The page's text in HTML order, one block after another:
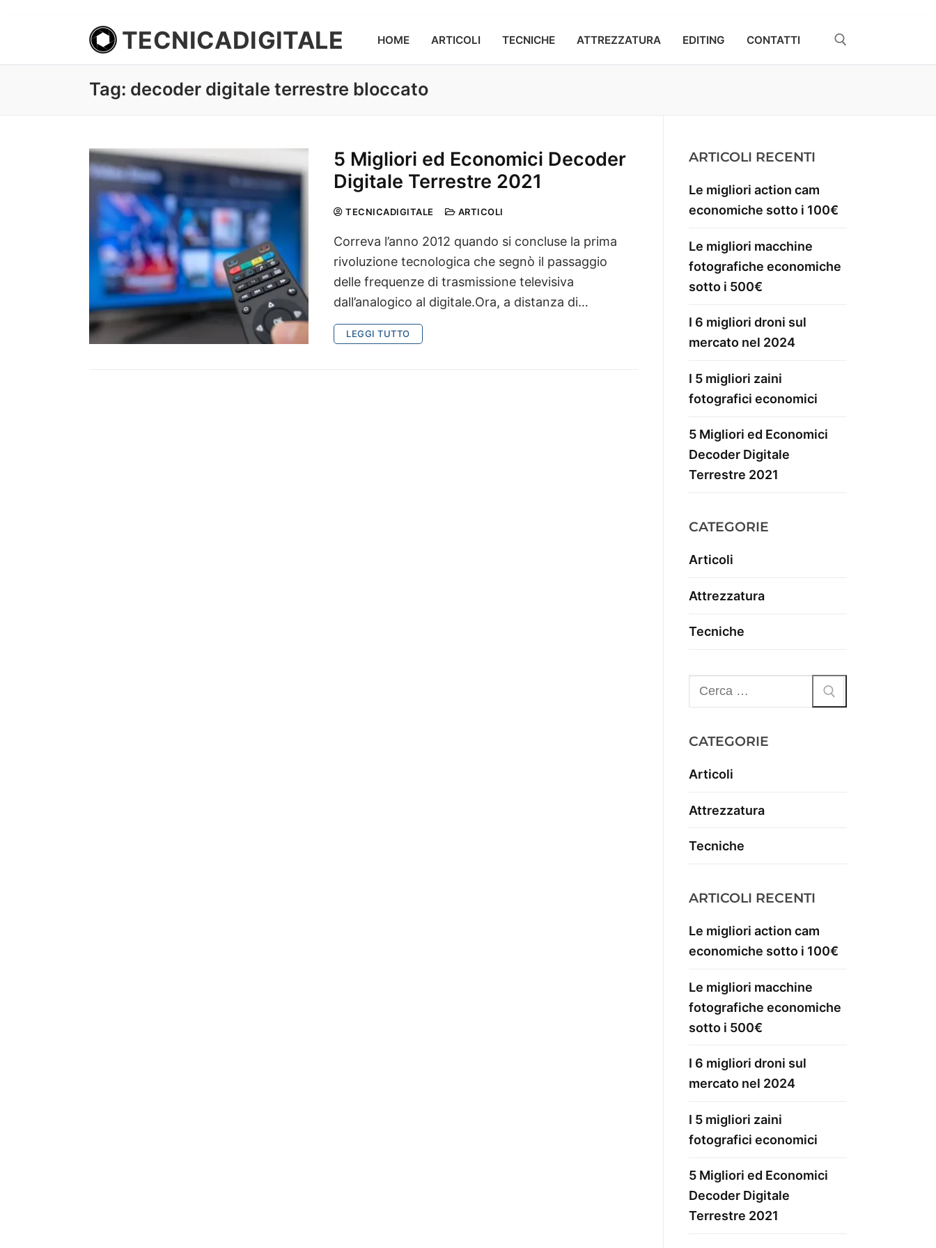
TECNICADIGITALE HOME ARTICOLI TECNICHE ATTREZZATURA EDITING CONTATTI
Tag: decoder digitale terrestre bloccato
5 Migliori ed Economici Decoder
Digitale Terrestre 2021
TECNICADIGITALE ARTICOLI
Correva l’anno 2012 quando si concluse la prima
rivoluzione tecnologica che segnò il passaggio
delle frequenze di trasmissione televisiva
dall’analogico al digitale.Ora, a distanza di…
LEGGI TUTTO
ARTICOLI RECENTI
Le migliori action cam
economiche sotto i 100€
Le migliori macchine
fotografiche economiche
sotto i 500€
I 6 migliori droni sul
mercato nel 2024
I 5 migliori zaini
fotografici economici
5 Migliori ed Economici
Decoder Digitale
Terrestre 2021
CATEGORIE
Articoli
Attrezzatura
Tecniche
CATEGORIE
Articoli
Attrezzatura
Tecniche
ARTICOLI RECENTI
Le migliori action cam
economiche sotto i 100€
Le migliori macchine
fotografiche economiche
sotto i 500€
I 6 migliori droni sul
mercato nel 2024
I 5 migliori zaini
fotografici economici
5 Migliori ed Economici
Decoder Digitale
Terrestre 2021